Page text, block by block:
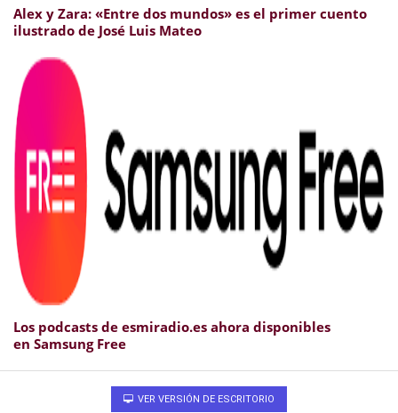
Alex y Zara: «Entre dos mundos» es el primer cuento
ilustrado de José Luis Mateo
Los podcasts de esmiradio.es ahora disponibles
en Samsung Free
VER VERSIÓN DE ESCRITORIO